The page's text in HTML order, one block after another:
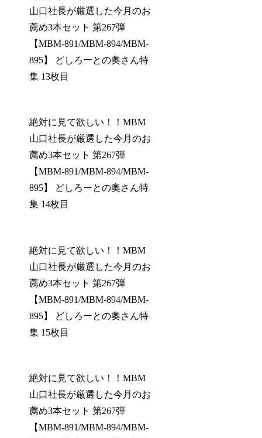
山口社長が厳選した今月のお
薦め3本セット 第267弾
【MBM-891/MBM-894/MBM-
895】 どしろーとの奧さん特
集 13枚目
絶対に見て欲しい！！MBM
山口社長が厳選した今月のお
薦め3本セット 第267弾
【MBM-891/MBM-894/MBM-
895】 どしろーとの奧さん特
集 14枚目
絶対に見て欲しい！！MBM
山口社長が厳選した今月のお
薦め3本セット 第267弾
【MBM-891/MBM-894/MBM-
895】 どしろーとの奧さん特
集 15枚目
絶対に見て欲しい！！MBM
山口社長が厳選した今月のお
薦め3本セット 第267弾
【MBM-891/MBM-894/MBM-